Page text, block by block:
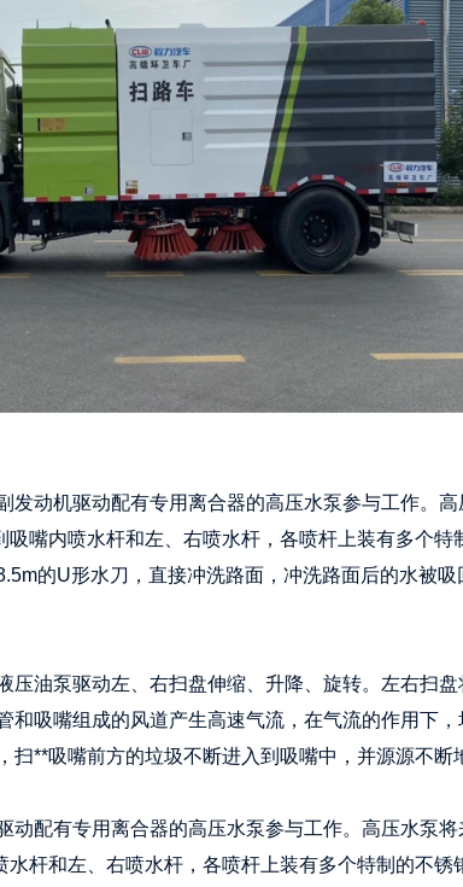
发动机驱动配有专用离合器的高压水泵参与工作。
嘴内喷水杆和左、右喷水杆，各喷杆上装有多个特
的U形水刀，直接冲洗路面，冲洗路面后的水被
压油泵驱动左、右扫盘伸缩、升降、旋转。左右扫
和吸嘴组成的风道产生高速气流，在气流的作用下，
扫**吸嘴前方的垃圾不断进入到吸嘴中，并源源不断
动配有专用离合器的高压水泵参与工作。高压水泵
杆和左、右喷水杆，各喷杆上装有多个特制的不锈